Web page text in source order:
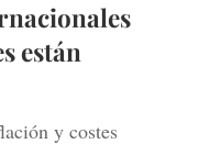
están
y costes